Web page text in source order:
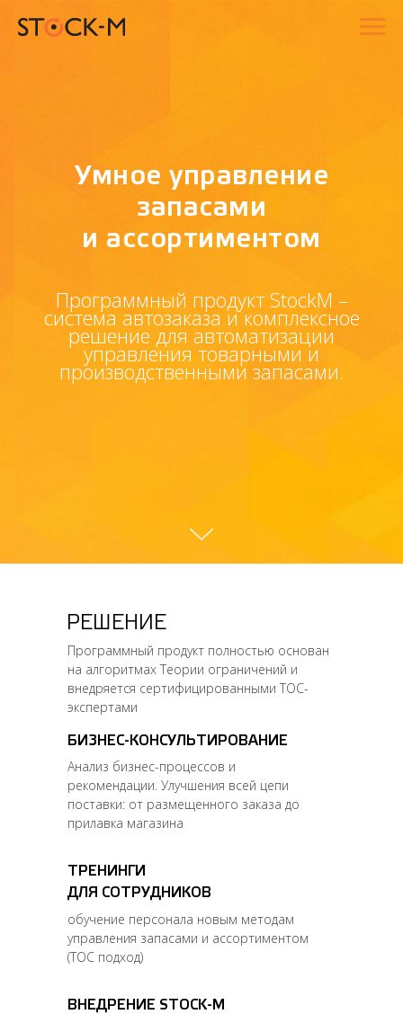
Умное управление
запасами
и ассортиментом
Программный продукт StockM –
система автозаказа и комплексное
решение для автоматизации
управления товарными и
производственными запасами.
РЕШЕНИЕ
Программный продукт полностью основан
на алгоритмах Теории ограничений и
внедряется сертифицированными TOC-
экспертами
БИЗНЕС-КОНСУЛЬТИРОВАНИЕ
Анализ бизнес-процессов и
рекомендации. Улучшения всей цепи
поставки: от размещенного заказа до
прилавка магазина
ВНЕДРЕНИЕ STOCK-M
ТРЕНИНГИ
ДЛЯ СОТРУДНИКОВ
обучение персонала новым методам
управления запасами и ассортиментом
(TOC подход)